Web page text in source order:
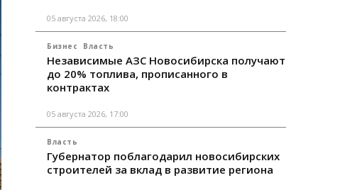
05 августа 2026, 18:00
Бизнес Власть
Независимые АЗС Новосибирска получают
до 20% топлива, прописанного в
контрактах
05 августа 2026, 17:00
Власть
Губернатор поблагодарил новосибирских
строителей за вклад в развитие региона